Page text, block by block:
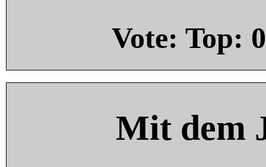
Vote: Top: 0
Mit dem